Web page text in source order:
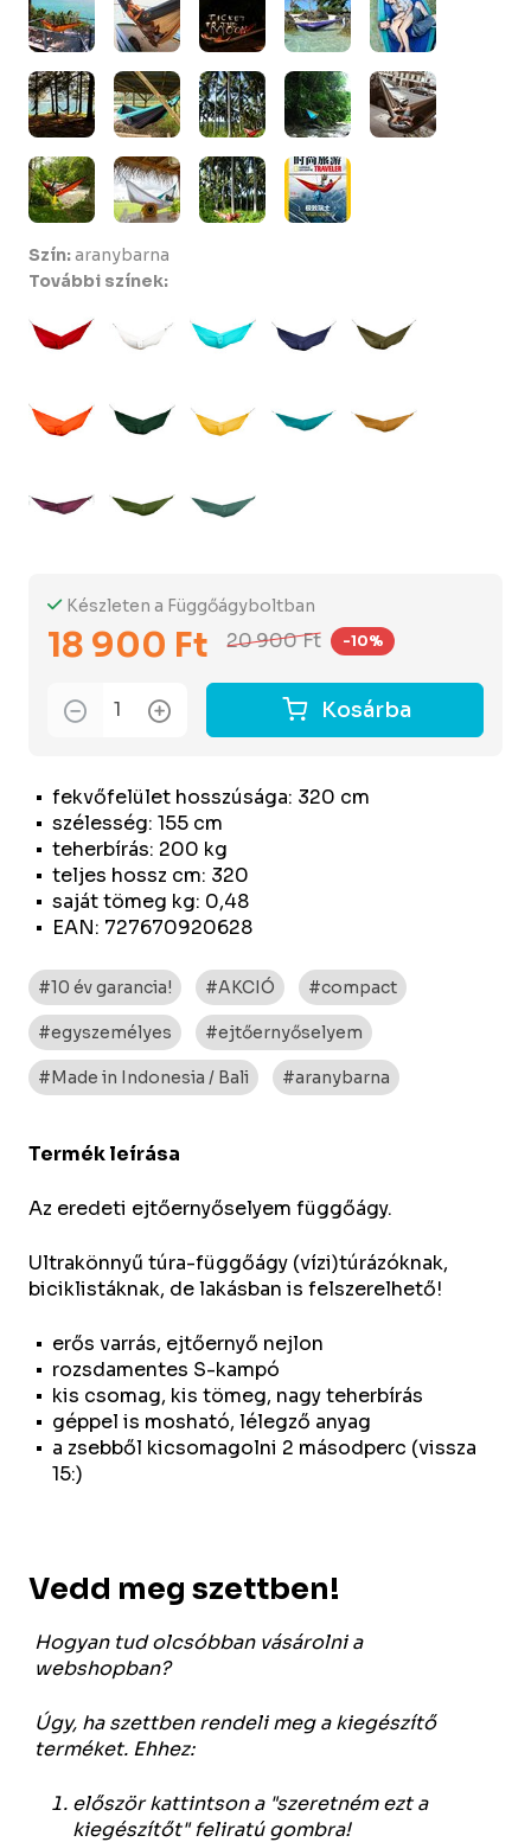
fekvőfelület hosszúsága: 320 cm
szélesség: 155 cm
teherbírás: 200 kg
teljes hossz cm: 320
saját tömeg kg: 0,48
EAN: 727670920628
Készleten a Függőágyboltban
18 900 Ft 20 900 Ft -10%
Kosárba
Szín:aranybarna
További színek:
#10 év garancia! #AKCIÓ #compact
#egyszemélyes #ejtőernyőselyem
#Made in Indonesia / Bali #aranybarna
Termék leírása
Az eredeti ejtőernyőselyem függőágy.
Ultrakönnyű túra-függőágy (vízi)túrázóknak,
biciklistáknak, de lakásban is felszerelhető!
erős varrás, ejtőernyő nejlon
rozsdamentes S-kampó
kis csomag, kis tömeg, nagy teherbírás
géppel is mosható, lélegző anyag
a zsebből kicsomagolni 2 másodperc (vissza
15:)
Vedd meg szettben!
Hogyan tud olcsóbban vásárolni a
webshopban?
Úgy, ha szettben rendeli meg a kiegészítő
terméket. Ehhez:
először kattintson a "szeretném ezt a
kiegészítőt" feliratú gombra!